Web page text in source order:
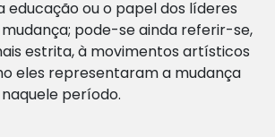
educação ou o papel dos líderes
pode-se ainda referir-se,
estrita, à movimentos artísticos
eles representaram a mudança
período.